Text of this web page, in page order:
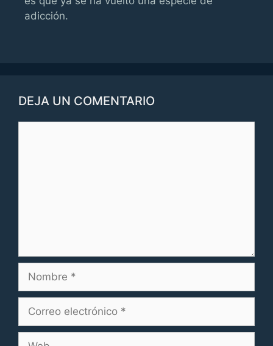
adicción.
DEJA UN COMENTARIO
Nombre
Correo
Web